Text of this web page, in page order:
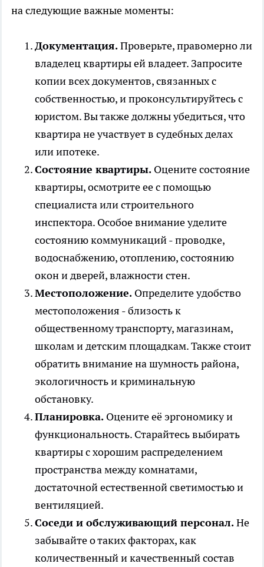
на следующие важные моменты:
Документация.Проверьте, правомерно ли
владелец квартиры ей владеет. Запросите
копии всех документов, связанных с
собственностью, и проконсультируйтесь с
юристом. Вы также должны убедиться, что
квартира не участвует в судебных делах
или ипотеке.
Состояние квартиры. Оцените состояние
квартиры, осмотрите ее с помощью
специалиста или строительного
инспектора. Особое внимание уделите
состоянию коммуникаций - проводке,
водоснабжению, отоплению, состоянию
окон и дверей, влажности стен.
Местоположение. Определите удобство
местоположения - близость к
общественному транспорту, магазинам,
школам и детским площадкам. Также стоит
обратить внимание на шумность района,
экологичность и криминальную
обстановку.
Планировка. Оцените её эргономику и
функциональность. Старайтесь выбирать
квартиры с хорошим распределением
пространства между комнатами,
достаточной естественной светимостью и
вентиляцией.
Соседи и обслуживающий персонал.Не
забывайте о таких факторах, как
количественный и качественный состав